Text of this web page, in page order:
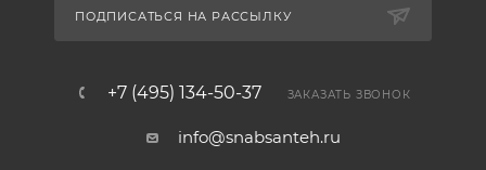
ПОДПИСАТЬСЯ НА РАССЫЛКУ
+7 (495) 134-50-37 ЗАКАЗАТЬ ЗВОНОК
info@snabsanteh.ru